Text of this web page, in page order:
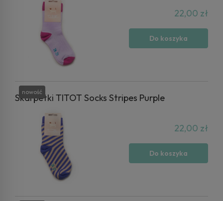
22,00 zł
Do koszyka
Skarpetki TITOT Socks Stripes Purple
22,00 zł
Do koszyka
nowość